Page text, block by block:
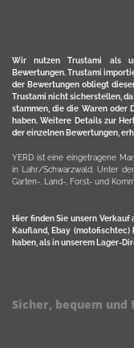
Wir nutzen Trustami als
Bewertungen. Trustami
der Bewertungen obliegt
Trustami nicht sicherstellen,
stammen, die die Waren oder
haben. Weitere Details zur
der einzelnen Bewertungen,
YERD ist eine eingetragene
in Lahr/Schwarzwald. Unter
Garten-, Land-, Forst- und
Hier finden Sie unsern Verkauf
Kaufland, Ebay
haben, als in unserem Lager-
Sicher, bequem